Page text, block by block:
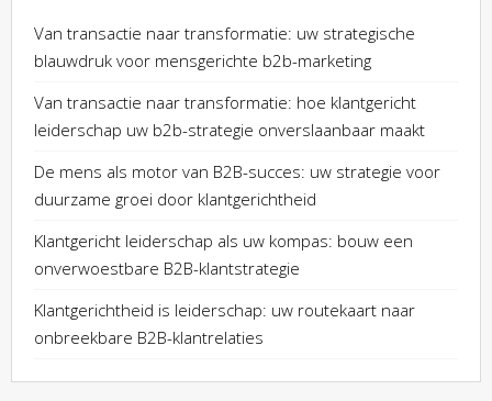
Van transactie naar transformatie: uw strategische
blauwdruk voor mensgerichte b2b-marketing
Van transactie naar transformatie: hoe klantgericht
leiderschap uw b2b-strategie onverslaanbaar maakt
De mens als motor van B2B-succes: uw strategie voor
duurzame groei door klantgerichtheid
Klantgericht leiderschap als uw kompas: bouw een
onverwoestbare B2B-klantstrategie
Klantgerichtheid is leiderschap: uw routekaart naar
onbreekbare B2B-klantrelaties